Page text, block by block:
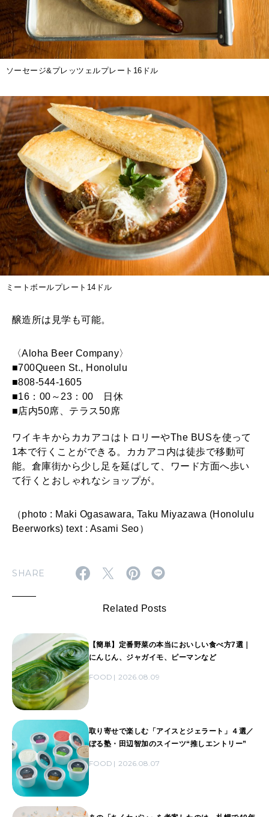
ソーセージ&プレッツェルプレート16ドル
ミートボールプレート14ドル
醸造所は見学も可能。
〈Aloha Beer Company〉
■700Queen St., Honolulu
■808-544-1605
■16：00～23：00 日休
■店内50席、テラス50席
ワイキキからカカアコはトロリーやThe BUSを使って
1本で行くことができる。カカアコ内は徒歩で移動可
能。倉庫街から少し足を延ばして、ワード方面へ歩い
て行くとおしゃれなショップが。
（photo : Maki Ogasawara, Taku Miyazawa (Honolulu
Beerworks) text : Asami Seo）
SHARE
Related Posts
【簡単】定番野菜の本当においしい食べ方7選｜
にんじん、ジャガイモ、ピーマンなど
FOOD 2026.08.09
取り寄せで楽しむ「アイスとジェラート」４選／
ぼる塾・田辺智加のスイーツ“推しエントリー”
FOOD 2026.08.07